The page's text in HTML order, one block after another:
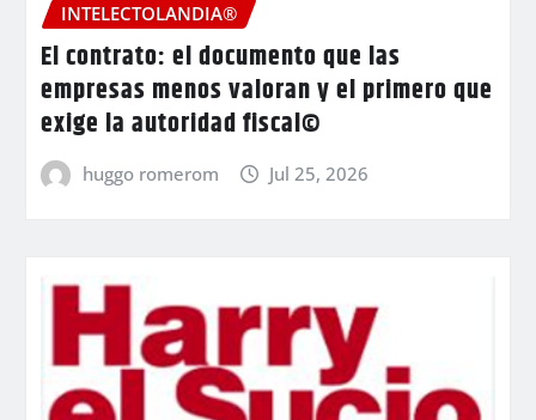
INTELECTOLANDIA®
El contrato: el documento que las
empresas menos valoran y el primero que
exige la autoridad fiscal©
huggo romerom Jul 25, 2026